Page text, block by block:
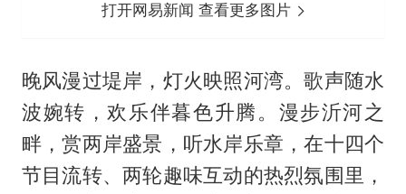
打开网易新闻 查看更多图片
晚风漫过堤岸，灯火映照河湾。歌声随水
波婉转，欢乐伴暮色升腾。漫步沂河之
畔，赏两岸盛景，听水岸乐章，在十四个
节目流转、两轮趣味互动的热烈氛围里，